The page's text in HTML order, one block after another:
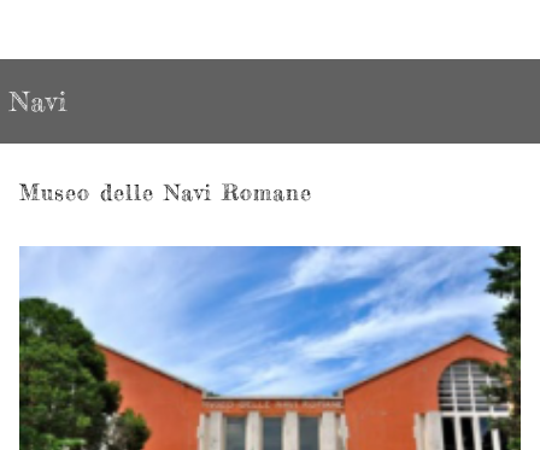
Navi
Museo delle Navi Romane